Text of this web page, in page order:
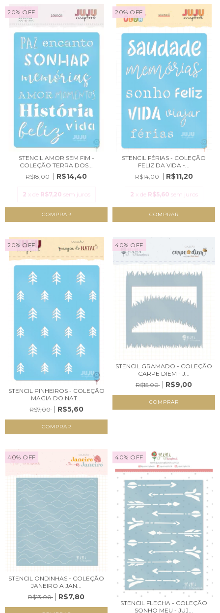
20% OFF
STENCIL AMOR SEM FIM -
COLEÇÃO TERRA DOS...
R$18,00
R$14,40
2 x de R$7,20 sem juros
20% OFF
STENCIL FÉRIAS - COLEÇÃO
FELIZ DA VIDA -...
R$14,00
R$11,20
2 x de R$5,60 sem juros
20% OFF
STENCIL PINHEIROS - COLEÇÃO
MAGIA DO NAT...
R$7,00
R$5,60
40% OFF
STENCIL GRAMADO - COLEÇÃO
CARPE DIEM - J...
R$15,00
R$9,00
40% OFF
STENCIL ONDINHAS - COLEÇÃO
JANEIRO A JAN...
R$13,00
R$7,80
40% OFF
STENCIL FLECHA - COLEÇÃO
SONHO MEU - JUJ...